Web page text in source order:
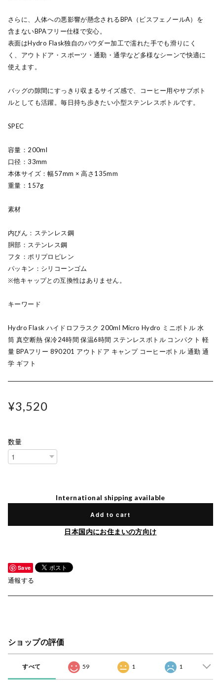
さらに、人体への悪影響が懸念されるBPA（ビスフェノールA）を
含まないBPAフリー仕様で安心。
表面はHydro Flask独自のパウダー加工で濡れた手でも滑りにく
く、アウトドア・スポーツ・通勤・通学など多様なシーンで快適に
使えます。
バッグの隙間にすっきり収まるサイズ感で、コーヒー用やサブボト
ルとしても活躍。毎日持ち歩きたい小型ステンレスボトルです。
SPEC
容量：200ml
口径：33mm
本体サイズ：幅57mm × 高さ135mm
重量：157g
素材
内びん：ステンレス鋼
胴部：ステンレス鋼
フタ：ポリプロピレン
パッキン：シリコーンゴム
※他キャップとの互換性はありません。
キーワード
Hydro Flask ハイドロフラスク 200ml Micro Hydro ミニボトル 水
筒 真空断熱 保冷24時間 保温6時間 ステンレスボトル コンパクト 軽
量 BPAフリー 890201 アウトドア キャンプ コーヒーボトル 通勤 通
学 ギフト
¥3,520
数量
International shipping available
Add to cart
日本国内にお住まいの方向け
Save
通報する
ショップの評価
すべて 59 1 1